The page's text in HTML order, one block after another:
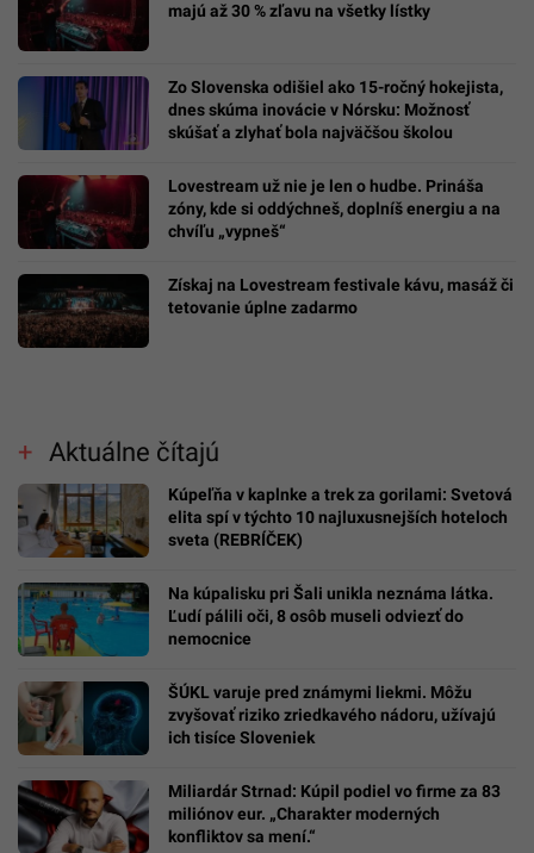
majú až 30 % zľavu na všetky lístky
Zo Slovenska odišiel ako 15-ročný hokejista,
dnes skúma inovácie v Nórsku: Možnosť
skúšať a zlyhať bola najväčšou školou
Lovestream už nie je len o hudbe. Prináša
zóny, kde si oddýchneš, doplníš energiu a na
chvíľu „vypneš“
Získaj na Lovestream festivale kávu, masáž či
tetovanie úplne zadarmo
Aktuálne čítajú
Kúpeľňa v kaplnke a trek za gorilami: Svetová
elita spí v týchto 10 najluxusnejších hoteloch
sveta (REBRÍČEK)
Na kúpalisku pri Šali unikla neznáma látka.
Ľudí pálili oči, 8 osôb museli odviezť do
nemocnice
ŠÚKL varuje pred známymi liekmi. Môžu
zvyšovať riziko zriedkavého nádoru, užívajú
ich tisíce Sloveniek
Miliardár Strnad: Kúpil podiel vo firme za 83
miliónov eur. „Charakter moderných
konfliktov sa mení.“